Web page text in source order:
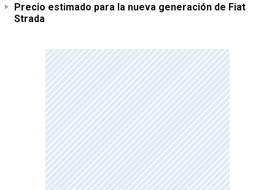
Precio estimado para la nueva generación de Fiat
Strada